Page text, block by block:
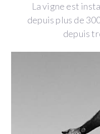
La vigne est
depuis plus de
depuis